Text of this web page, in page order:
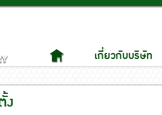
เกี่ยวกับบริษัท